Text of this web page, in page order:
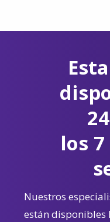
los
Nuestros
están disponibles